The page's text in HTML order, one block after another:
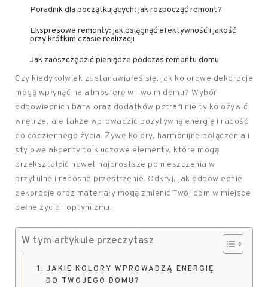
Poradnik dla początkujących: jak rozpocząć remont?
Ekspresowe remonty: jak osiągnąć efektywność i jakość
przy krótkim czasie realizacji
Jak zaoszczędzić pieniądze podczas remontu domu
Czy kiedykolwiek zastanawiałeś się, jak kolorowe dekoracje
mogą wpłynąć na atmosferę w Twoim domu? Wybór
odpowiednich barw oraz dodatków potrafi nie tylko ożywić
wnętrze, ale także wprowadzić pozytywną energię i radość
do codziennego życia. Żywe kolory, harmonijne połączenia i
stylowe akcenty to kluczowe elementy, które mogą
przekształcić nawet najprostsze pomieszczenia w
przytulne i radosne przestrzenie. Odkryj, jak odpowiednie
dekoracje oraz materiały mogą zmienić Twój dom w miejsce
pełne życia i optymizmu.
W tym artykule przeczytasz
JAKIE KOLORY WPROWADZĄ ENERGIĘ
DO TWOJEGO DOMU?